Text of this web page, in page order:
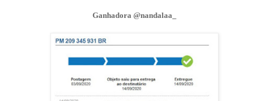
Ganhadora @nandalaa_